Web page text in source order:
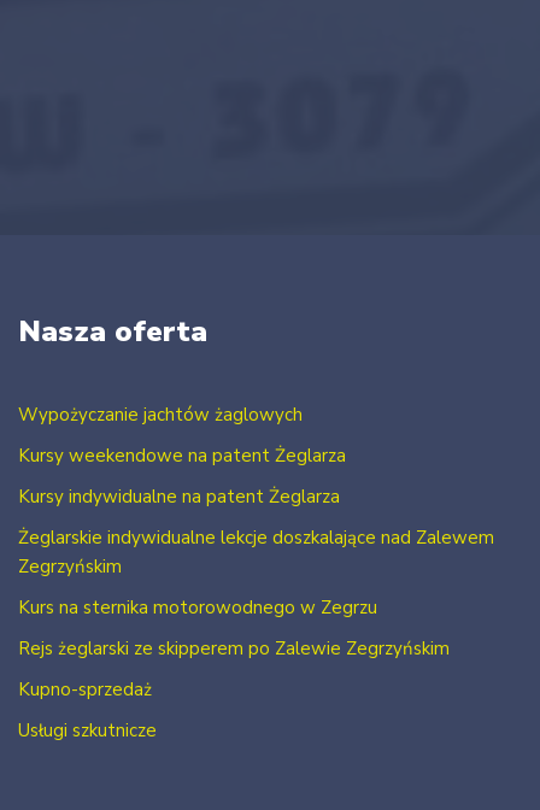
Nasza oferta
Wypożyczanie jachtów żaglowych
Kursy weekendowe na patent Żeglarza
Kursy indywidualne na patent Żeglarza
Żeglarskie indywidualne lekcje doszkalające nad Zalewem
Zegrzyńskim
Kurs na sternika motorowodnego w Zegrzu
Rejs żeglarski ze skipperem po Zalewie Zegrzyńskim
Kupno-sprzedaż
Usługi szkutnicze